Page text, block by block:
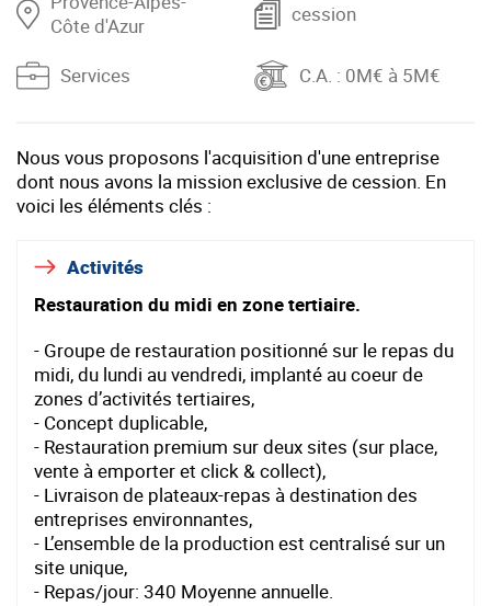
Côte d'Azur
cession
Services C.A. : 0M€ à 5M€
Nous vous proposons l'acquisition d'une entreprise
dont nous avons la mission exclusive de cession. En
voici les éléments clés :
Activités
Restauration du midi en zone tertiaire.
- Groupe de restauration positionné sur le repas du
midi, du lundi au vendredi, implanté au coeur de
zones d’activités tertiaires,
- Concept duplicable,
- Restauration premium sur deux sites (sur place,
vente à emporter et click & collect),
- Livraison de plateaux-repas à destination des
entreprises environnantes,
- L’ensemble de la production est centralisé sur un
site unique,
- Repas/jour: 340 Moyenne annuelle.